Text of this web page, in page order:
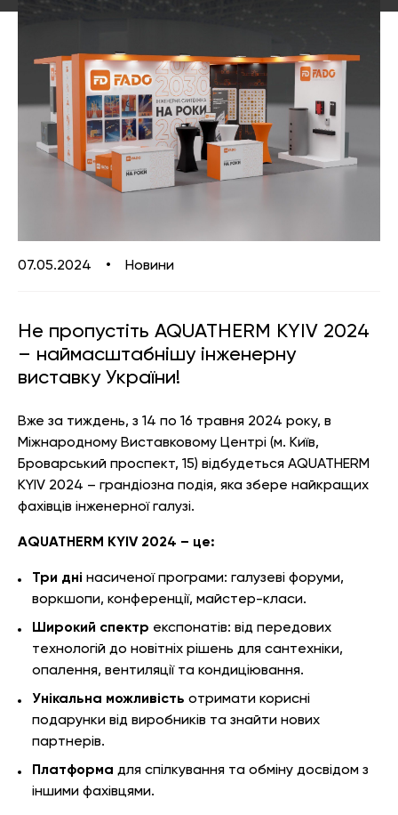
матеріали
Аксесуари для ванної і кухні
Каталог «Теплові насоси та
Каталог «Дизайнерська
сантехніка»
07.05.2024 • Новини
Не пропустіть AQUATHERM KYIV 2024
– наймасштабнішу інженерну
виставку України!
Вже за тиждень, з 14 по 16 травня 2024 року, в
Міжнародному Виставковому Центрі (м. Київ,
Броварський проспект, 15) відбудеться AQUATHERM
KYIV 2024 – грандіозна подія, яка збере найкращих
фахівців інженерної галузі.
AQUATHERM KYIV 2024 – це:
Три дні насиченої програми: галузеві форуми,
воркшопи, конференції, майстер-класи.
Широкий спектр експонатів: від передових
технологій до новітніх рішень для сантехніки,
опалення, вентиляції та кондиціювання.
Унікальна можливість отримати корисні
подарунки від виробників та знайти нових
партнерів.
Платформа для спілкування та обміну досвідом з
іншими фахівцями.